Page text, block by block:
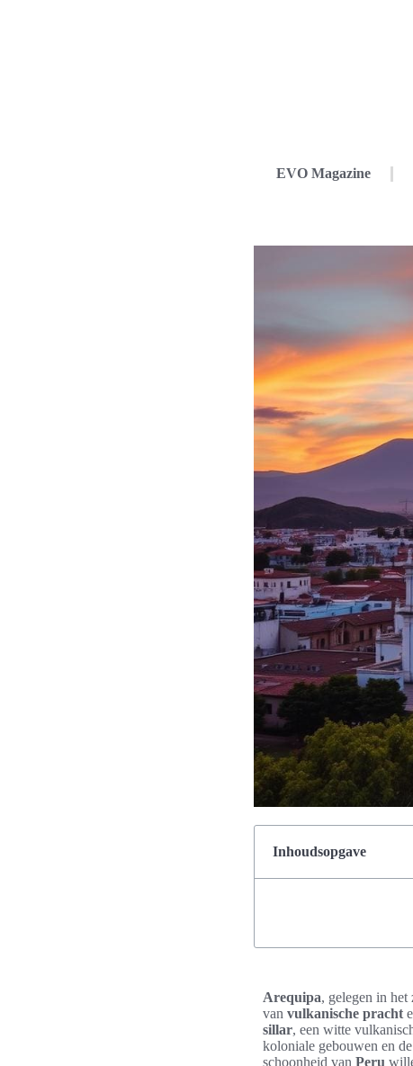
EVO Magazine
Inhoudsopgave
Arequipa, gelegen in het
van vulkanische pracht
sillar, een witte
koloniale gebouwen en
schoonheid van Peru